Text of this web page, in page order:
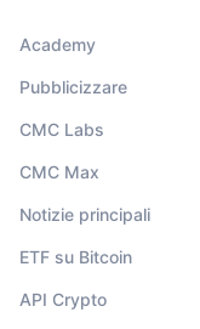
Academy
Pubblicizzare
CMC Labs
CMC Max
Notizie principali
ETF su Bitcoin
API Crypto